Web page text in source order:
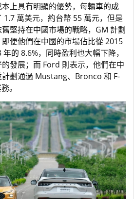
上具有明顯的優勢，每輛車的成
萬美元，約台幣 55 萬元，但是
堅持在中國市場的戰略，GM 計劃
便他們在中國的市場佔比從 2015
的 8.6%，同時盈利也大幅下降，
發展；而 Ford 則表示，他們在中
劃通過 Mustang、Bronco 和 F-
。